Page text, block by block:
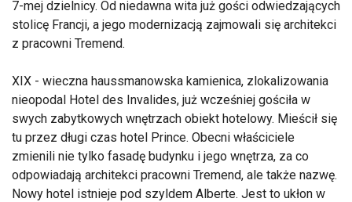
7-mej dzielnicy. Od niedawna wita już gości odwiedzających
stolicę Francji, a jego modernizacją zajmowali się architekci
z pracowni Tremend.
XIX - wieczna haussmanowska kamienica, zlokalizowania
nieopodal Hotel des Invalides, już wcześniej gościła w
swych zabytkowych wnętrzach obiekt hotelowy. Mieścił się
tu przez długi czas hotel Prince. Obecni właściciele
zmienili nie tylko fasadę budynku i jego wnętrza, za co
odpowiadają architekci pracowni Tremend, ale także nazwę.
Nowy hotel istnieje pod szyldem Alberte. Jest to ukłon w